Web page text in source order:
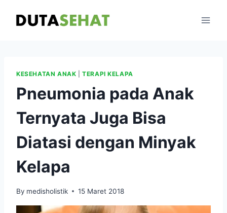
KESEHATAN ANAK |TERAPI KELAPA
Pneumonia pada Anak
Ternyata Juga Bisa
Diatasi dengan Minyak
Kelapa
By medisholistik 15 Maret 2018